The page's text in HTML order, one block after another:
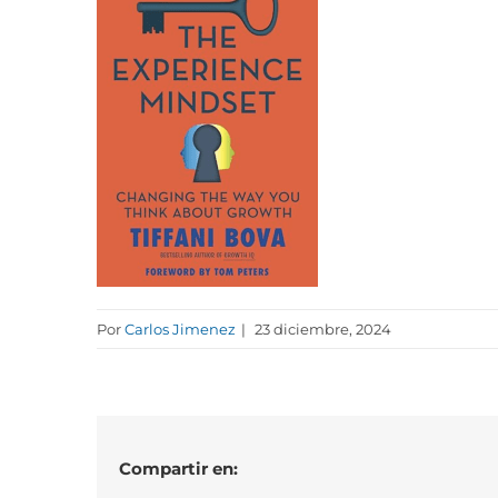
PorCarlos Jimenez | 23 diciembre, 2024
Compartir en: